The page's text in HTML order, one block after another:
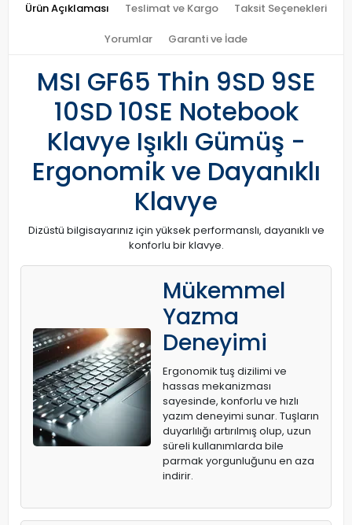
Ürün Açıklaması Teslimat ve Kargo Taksit Seçenekleri
Yorumlar Garanti ve İade
MSI GF65 Thin 9SD 9SE
10SD 10SE Notebook
Klavye Işıklı Gümüş -
Ergonomik ve Dayanıklı
Klavye
Dizüstü bilgisayarınız için yüksek performanslı, dayanıklı ve
konforlu bir klavye.
Mükemmel
Yazma
Deneyimi
Ergonomik tuş dizilimi ve
hassas mekanizması
sayesinde, konforlu ve hızlı
yazım deneyimi sunar. Tuşların
duyarlılığı artırılmış olup, uzun
süreli kullanımlarda bile
parmak yorgunluğunu en aza
indirir.